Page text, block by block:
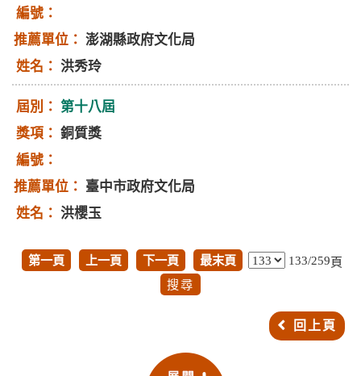
澎湖縣政府文化局
洪秀玲
第十八屆
銅質獎
臺中市政府文化局
洪櫻玉
第一頁 上一頁 下一頁 最末頁 133/259頁
回上頁